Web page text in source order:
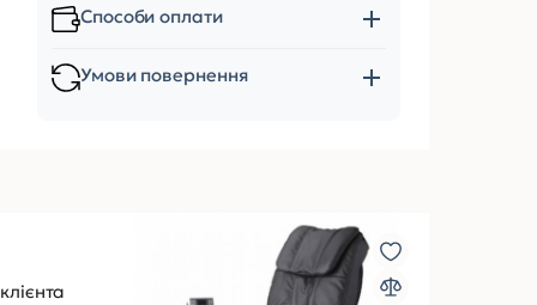
Способи оплати
Умови повернення